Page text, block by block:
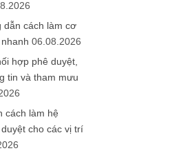
dẫn cách làm cơ
06.08.2026
hợp phê duyệt,
tin và tham mưu
cách làm hệ
cho các vị trí